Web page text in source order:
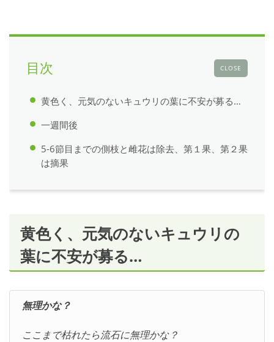
CLOSE
目次
黄色く、元気のないキュウリの葉に不安が募る…
一週間後
5-6節目までの側枝と雌花は除去、第１果、第２果
は摘果
黄色く、元気のないキュウリの
葉に不安が募る…
無理かな？
ここまで枯れたら流石に無理かな？